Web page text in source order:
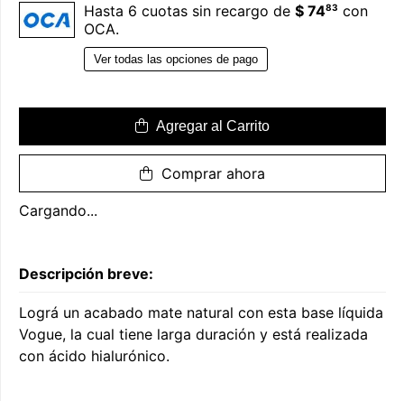
Hasta 6 cuotas sin recargo de $ 7483 con
OCA.
Ver todas las opciones de pago
Agregar al Carrito
Comprar ahora
Cargando...
Descripción breve:
Lográ un acabado mate natural con esta base líquida
Vogue, la cual tiene larga duración y está realizada
con ácido hialurónico.